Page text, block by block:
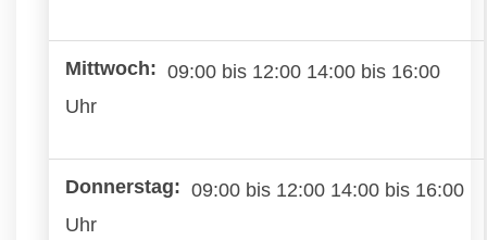
09:00 bis 12:00 14:00 bis 16:00
Uhr
09:00 bis 12:00 14:00 bis 16:00
Uhr